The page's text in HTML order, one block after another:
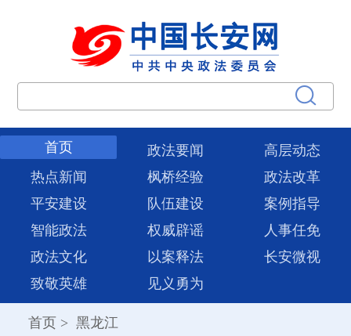
首页 政法要闻
高层动态
热点新闻
枫桥经验
政法改革
平安建设
队伍建设
案例指导
智能政法
权威辟谣
人事任免
政法文化
以案释法
长安微视
致敬英雄
见义勇为
首页 > 黑龙江